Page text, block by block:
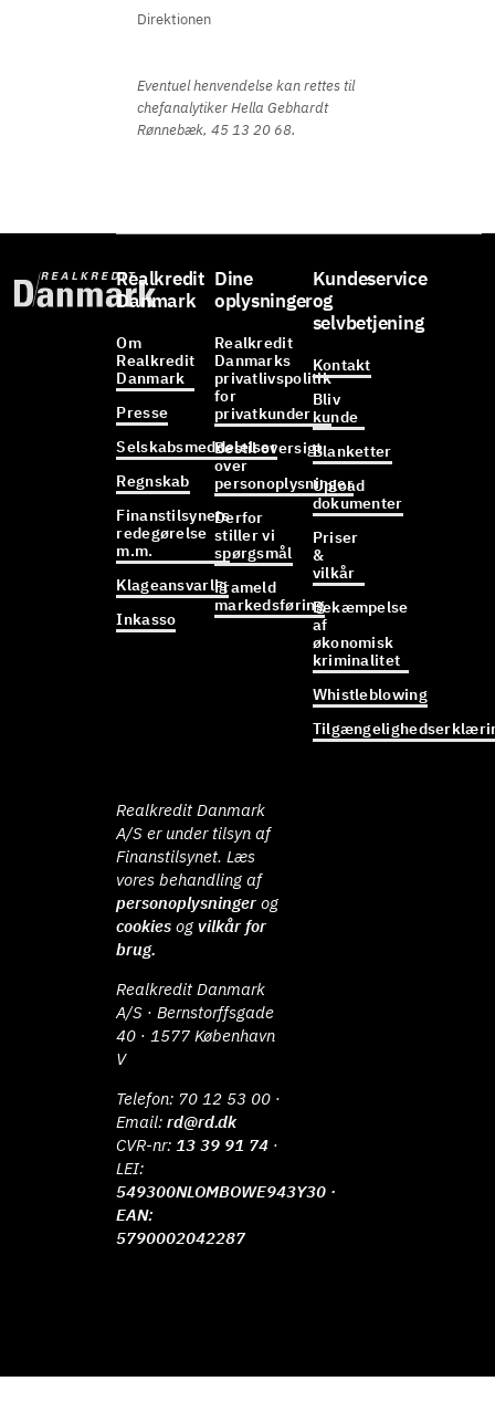
Direktionen
Eventuel henvendelse kan rettes til
chefanalytiker Hella Gebhardt
Rønnebæk, 45 13 20 68.
Realkredit
Danmark
Om
Realkredit
Danmark
Presse
Selskabsmeddelelser
Regnskab
Finanstilsynets
redegørelse
m.m.
Klageansvarlig
Inkasso
Dine
oplysninger
Realkredit
Danmarks
privatlivspolitik
for
privatkunder
Bestil oversigt
over
personoplysninger
Derfor
stiller vi
spørgsmål
Frameld
markedsføring
Kundeservice
og
selvbetjening
Kontakt
Bliv
kunde
Blanketter
Upload
dokumenter
Priser
&
vilkår
Bekæmpelse
af
økonomisk
kriminalitet
Whistleblowing
Realkredit Danmark
A/S er under tilsyn af
Finanstilsynet. Læs
vores behandling af
personoplysninger og
cookies ogvilkår for
brug.
Realkredit Danmark
A/S · Bernstorffsgade
40 · 1577 København
V
Telefon: 70 12 53 00 ·
Email:rd@rd.dk
CVR-nr: 13 39 91 74 ·
LEI:
549300NLOMBOWE943Y30 ·
EAN:
5790002042287